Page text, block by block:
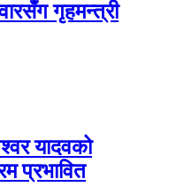
गृहमन्त्री
यादवको
प्रभावित